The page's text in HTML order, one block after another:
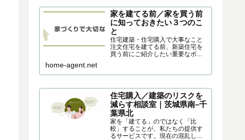
家を建てる前／家を買う前
に知っておきたい３つのこ
と
住宅建築・住宅購入で大事なこと
注文住宅を建てる前、新築住宅を
買う前にご紹介したい重要なポイ
工務店・設計事務所の建物に出会
場監督・製作を通して様々な角度...
home-agent.net
住宅購入／建築のリスクを
減らす相談室｜茨城県南–千
葉県北
家を「建てる」のではなく「比
較」することが、私たちの提供す
るサービスです。現在の混乱した